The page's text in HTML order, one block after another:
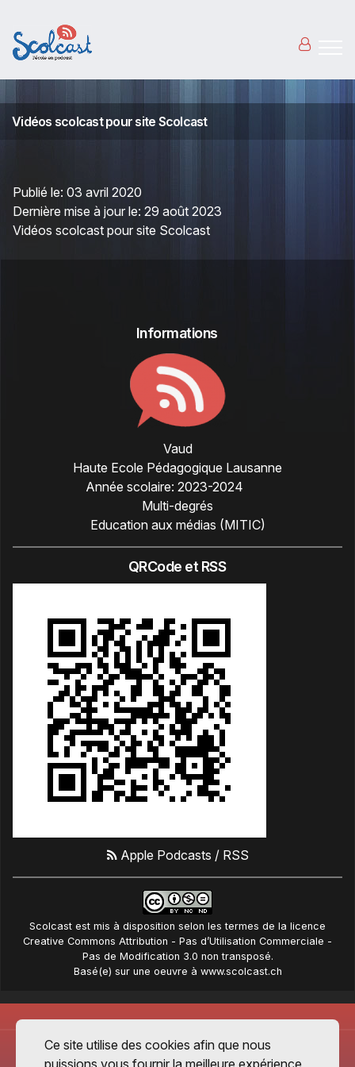
Vidéos scolcast pour site Scolcast
Publié le: 03 avril 2020
Dernière mise à jour le: 29 août 2023
Vidéos scolcast pour site Scolcast
Informations
Vaud
Haute Ecole Pédagogique Lausanne
Année scolaire: 2023-2024
Multi-degrés
Education aux médias (MITIC)
QRCode et RSS
Apple Podcasts / RSS
Scolcast est mis à disposition selon les termes de la licence
Creative Commons Attribution - Pas d’Utilisation Commerciale -
Pas de Modification 3.0 non transposé.
Basé(e) sur une oeuvre à www.scolcast.ch
Ce site utilise des cookies afin que nous